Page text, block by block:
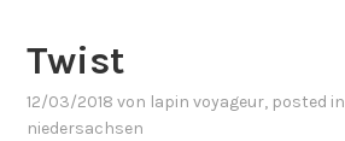
Twist
12/03/2018 von lapin voyageur, posted in
niedersachsen